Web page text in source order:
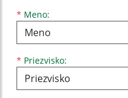
* Meno:
Meno
* Priezvisko:
Priezvisko
E-mailová adresa